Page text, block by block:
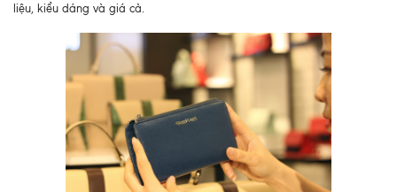
liệu, kiểu dáng và giá cả.